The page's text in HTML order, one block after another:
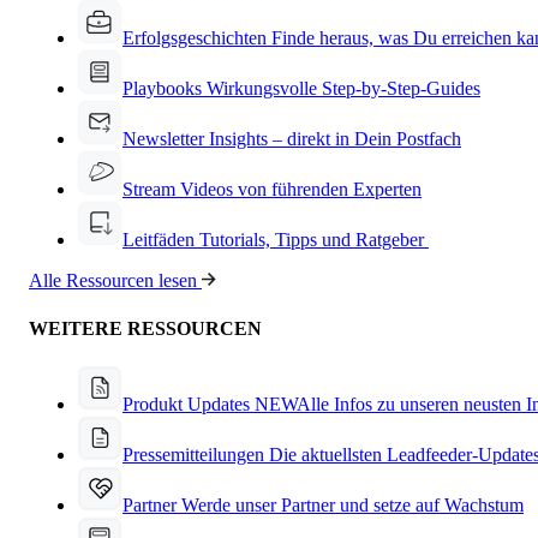
Erfolgsgeschichten Finde heraus, was Du erreichen
Playbooks Wirkungsvolle Step-by-Step-Guides
NewsletterInsights – direkt in Dein Postfach
Stream Videos von führenden Experten
Leitfäden Tutorials, Tipps und Ratgeber
Alle Ressourcen lesen
WEITERE RESSOURCEN
Produkt Updates NEWAlle Infos zu unseren neusten
Pressemitteilungen Die aktuellsten Leadfeeder-
PartnerWerde unser Partner und setze auf Wachstum